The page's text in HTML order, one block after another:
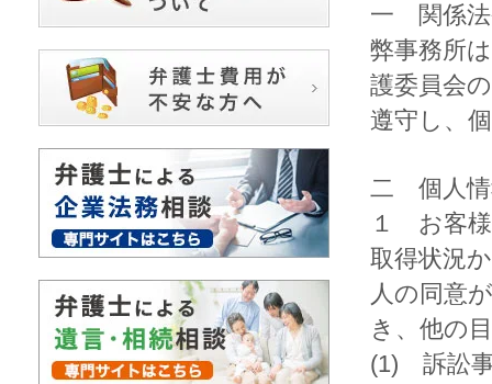
一 関係法
弊事務所
護委員会
遵守し、
二 個人情
１
お客
取得状況
人の同意
き、他の
(1) 訴訟事